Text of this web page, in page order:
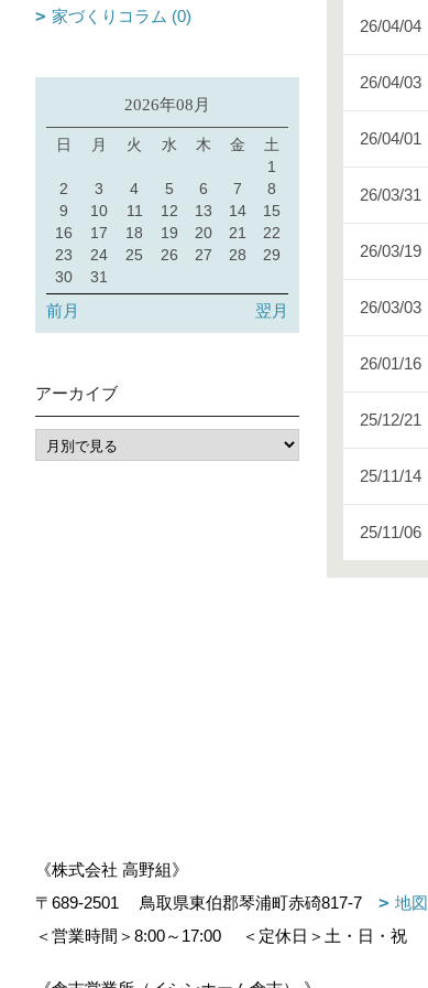
26/04/04
26/04/03
26/04/01
26/03/31
26/03/19
26/03/03
26/01/16
25/12/21
25/11/14
25/11/06
家づくりコラム (0)
2026年08月
日 月 火 水 木 金
土
1
2
3 4 5 6 7
8
9
10 11 12 13 14
15
16
17 18 19 20 21
22
23
24 25 26 27 28
29
30
31
前月 翌月
アーカイブ
《株式会社 高野組》
〒689-2501
鳥取県東伯郡琴浦町赤碕817-7 地図
＜営業時間＞8:00～17:00
＜定休日＞土・日・祝